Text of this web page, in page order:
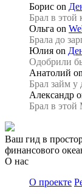
Борис on
Брал в этой
Ольга on
Брала до
Юлия on
Одобрили
Анатолий on
Брал займ у
Александр
Брал в
Ваш гид в
финансового
О нас
О проекте